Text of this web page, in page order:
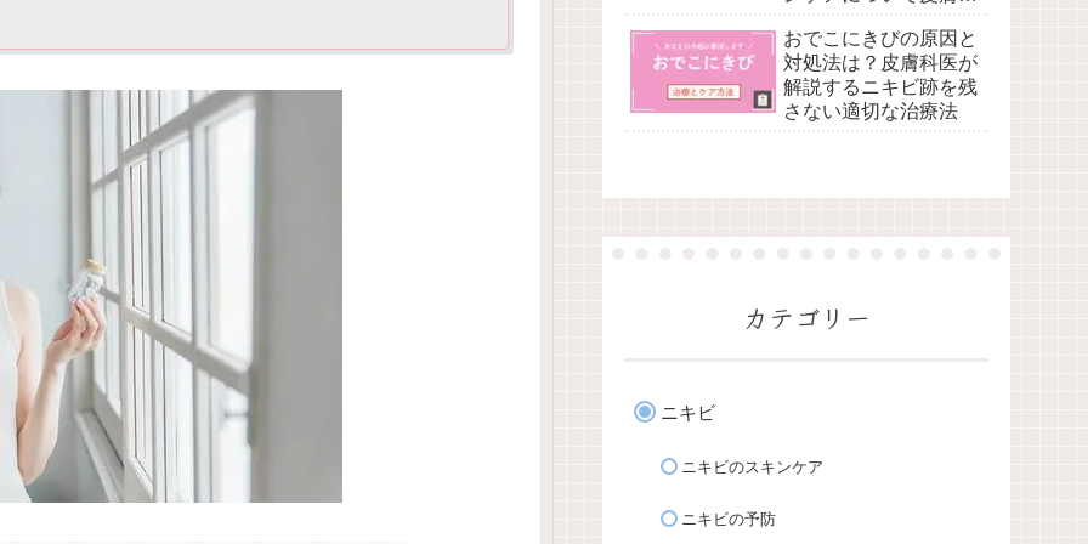
おでこにきびの原因と
対処法は？皮膚科医が
解説するニキビ跡を残
さない適切な治療法
カテゴリー
ニキビ
ニキビのスキンケア
ニキビの予防